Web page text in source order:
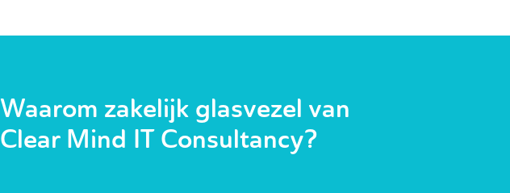
Waarom zakelijk glasvezel van
Clear Mind IT Consultancy?